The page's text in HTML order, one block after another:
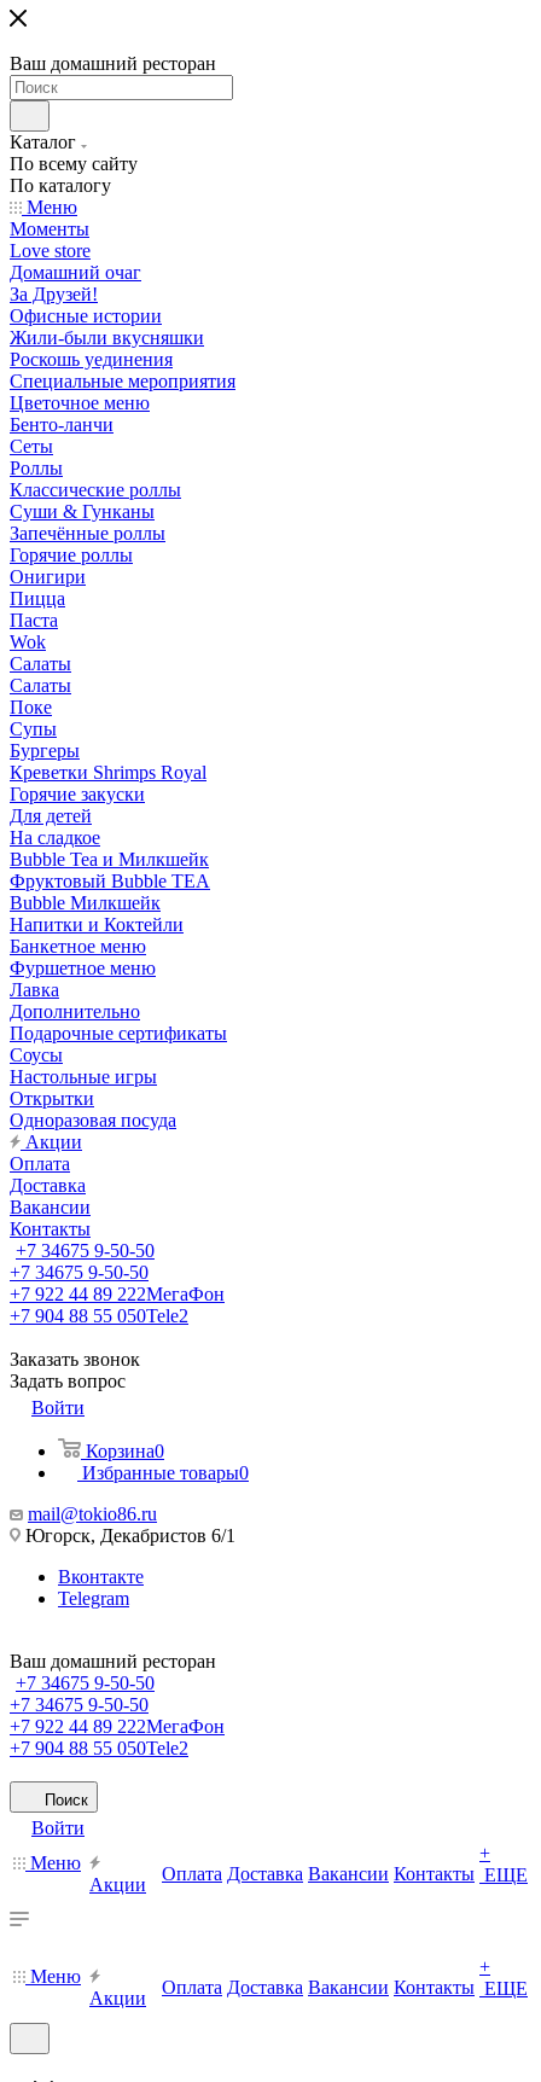
Ваш домашний ресторан
Каталог
По всему сайту
По каталогу
Меню
Моменты
Love store
Домашний очаг
За Друзей!
Офисные истории
Жили-были вкусняшки
Роскошь уединения
Специальные мероприятия
Цветочное меню
Бенто-ланчи
Сеты
Роллы
Классические роллы
Суши & Гунканы
Запечённые роллы
Горячие роллы
Онигири
Пицца
Паста
Wok
Салаты
Салаты
Поке
Супы
Бургеры
Креветки Shrimps Royal
Горячие закуски
Для детей
На сладкое
Bubble Tea и Милкшейк
Фруктовый Bubble TEA
Bubble Милкшейк
Напитки и Коктейли
Банкетное меню
Фуршетное меню
Лавка
Дополнительно
Подарочные сертификаты
Соусы
Настольные игры
Открытки
Одноразовая посуда
Акции
Оплата
Доставка
Вакансии
Контакты
+7 34675 9-50-50
+7 34675 9-50-50
+7 922 44 89 222МегаФон
+7 904 88 55 050Tele2
Заказать звонок
Задать вопрос
Войти
Корзина0
Избранные товары0
mail@tokio86.ru
Югорск, Декабристов 6/1
Вконтакте
Telegram
Ваш домашний ресторан
+7 34675 9-50-50
+7 34675 9-50-50
+7 922 44 89 222МегаФон
+7 904 88 55 050Tele2
Поиск
Войти
Меню
Акции
Оплата Доставка Вакансии Контакты
+
ЕЩЕ
Меню
Акции
Оплата Доставка Вакансии Контакты
+
ЕЩЕ